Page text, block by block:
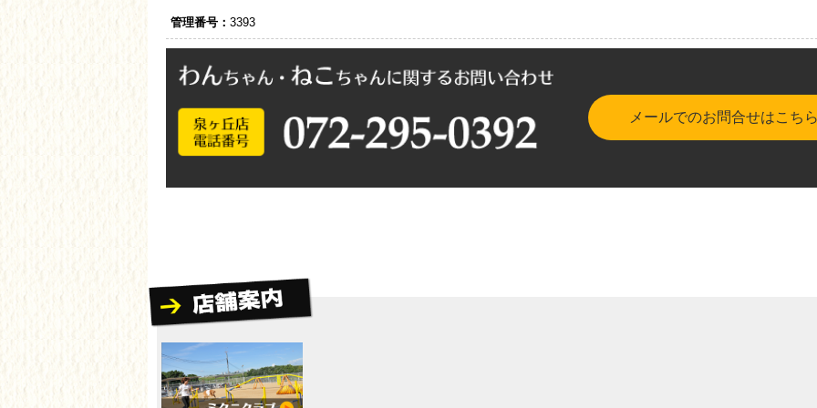
管理番号： 3393
メールでのお問合せはこち